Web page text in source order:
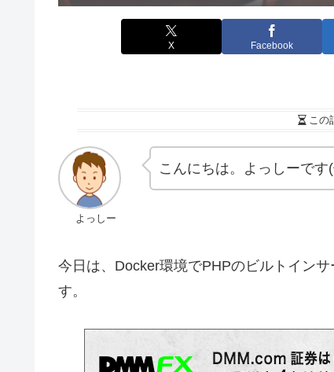
X Facebook
この
よっしー
こんにちは。よっしーです
今日は、Docker環境でPHPのビルトイン
す。